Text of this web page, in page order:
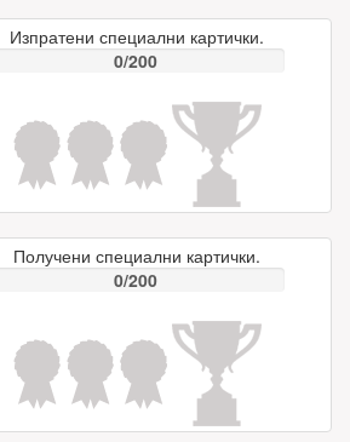
Изпратени специални картички.
0/200
Получени специални картички.
0/200